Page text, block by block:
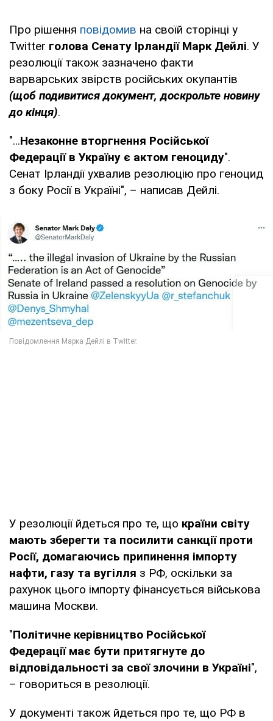
Про рішення повідомив на своїй сторінці у
Twitter голова Сенату Ірландії Марк Дейлі. У
резолюції також зазначено факти
варварських звірств російських окупантів
(щоб подивитися документ, доскрольте новину
до кінця).
"...Незаконне вторгнення Російської
Федерації в Україну є актом геноциду".
Сенат Ірландії ухвалив резолюцію про геноцид
з боку Росії в Україні", – написав Дейлі.
У резолюції йдеться про те, що країни світу
мають зберегти та посилити санкції проти
Росії, домагаючись припинення імпорту
нафти, газу та вугілля з РФ, оскільки за
рахунок цього імпорту фінансується військова
машина Москви.
"Політичне керівництво Російської
Федерації має бути притягнуте до
відповідальності за свої злочини в Україні",
– говориться в резолюції.
У документі також йдеться про те, що РФ в